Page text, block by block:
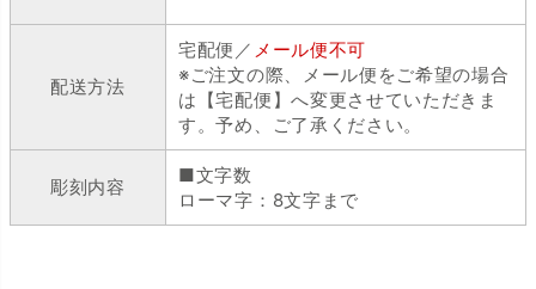
配送方法
宅配便／ メール便不可
※ご注文の際、メール便をご希望の場合
は【宅配便】へ変更させていただきま
す。予め、ご了承ください。
彫刻内容
■文字数
ローマ字：8文字まで